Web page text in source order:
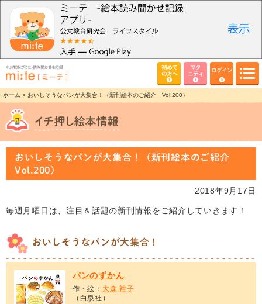
初めて
の方へ
マタ
ニティ
ログイン
ホーム > おいしそうなパンが大集合！（新刊絵本のご紹介 Vol.200）
おいしそうなパンが大集合！（新刊絵本のご紹介
Vol.200）
2018年9月17日
毎週月曜日は、注目＆話題の新刊情報をご紹介していきます！
おいしそうなパンが大集合！
パンのずかん
作・絵： 大森 裕子
（白泉社）